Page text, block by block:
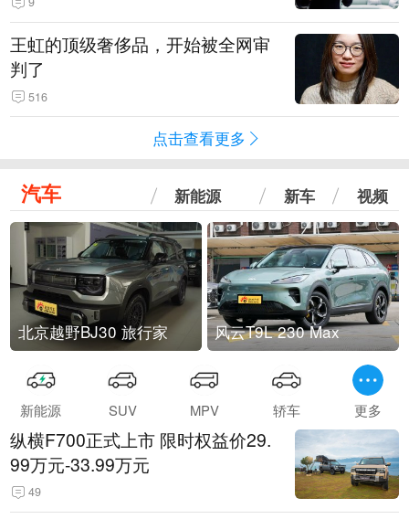
王虹的顶级奢侈品，开始被全网审
判了
516
点击查看更多
汽车 新能源 新车 视频
北京越野BJ30 旅行家 风云T9L 230 Max
新能源 SUV MPV 轿车 更多
纵横F700正式上市 限时权益价29.
99万元-33.99万元
49